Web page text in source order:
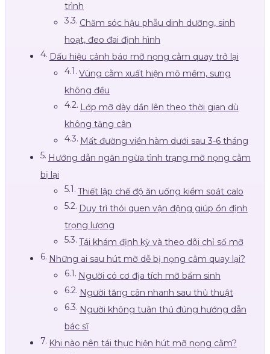
trình
Chăm sóc hậu phẫu dinh dưỡng, sinh
hoạt, đeo đai định hình
Dấu hiệu cảnh báo mỡ nọng cằm quay trở lại
Vùng cằm xuất hiện mô mềm, sưng
không đều
Lớp mỡ dày dần lên theo thời gian dù
không tăng cân
Mất đường viền hàm dưới sau 3-6 tháng
Hướng dẫn ngăn ngừa tình trạng mỡ nọng cằm
bị lại
Thiết lập chế độ ăn uống kiểm soát calo
Duy trì thói quen vận động giúp ổn định
trọng lượng
Tái khám định kỳ và theo dõi chỉ số mỡ
Những ai sau hút mỡ dễ bị nọng cằm quay lại?
Người có cơ địa tích mỡ bẩm sinh
Người tăng cân nhanh sau thủ thuật
Người không tuân thủ đúng hướng dẫn
bác sĩ
Khi nào nên tái thực hiện hút mỡ nọng cằm?